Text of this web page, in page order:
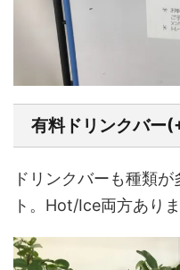
有料ドリンクバー
ドリンクバーも種類
ト。Hot/Ice両方ありま